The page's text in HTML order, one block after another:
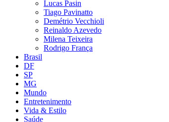
Lucas Pasin
Tiago Pavinatto
Demétrio Vecchioli
Reinaldo Azevedo
Milena Teixeira
Rodrigo França
Brasil
DF
SP
MG
Mundo
Entretenimento
Vida & Estilo
Saúde